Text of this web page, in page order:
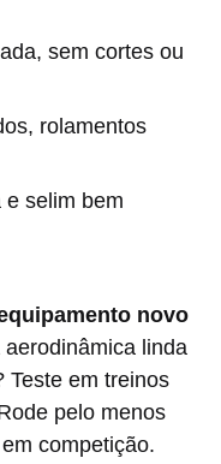
sem cortes ou
rolamentos
e selim bem
novo
aerodinâmica linda
Teste em treinos
pelo menos
competição.